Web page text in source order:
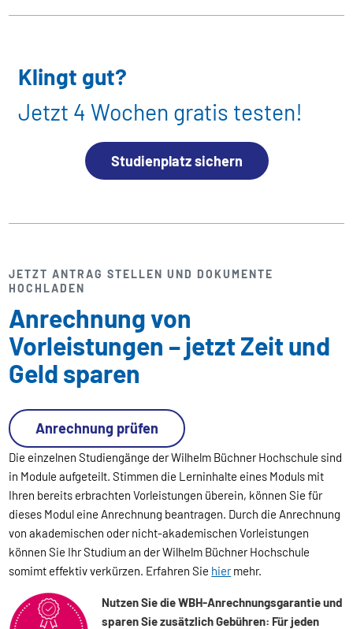
Klingt gut?
Jetzt 4 Wochen gratis testen!
Studienplatz sichern
JETZT ANTRAG STELLEN UND DOKUMENTE
HOCHLADEN
Anrechnung von
Vorleistungen – jetzt Zeit und
Geld sparen
Die einzelnen Studiengänge der Wilhelm Büchner Hochschule sind
in Module aufgeteilt. Stimmen die Lerninhalte eines Moduls mit
Ihren bereits erbrachten Vorleistungen überein, können Sie für
dieses Modul eine Anrechnung beantragen. Durch die Anrechnung
von akademischen oder nicht-akademischen Vorleistungen
können Sie Ihr Studium an der Wilhelm Büchner Hochschule
somimt effektiv verkürzen. Erfahren Sie hiermehr.
Nutzen Sie die WBH-Anrechnungsgarantie und
sparen Sie zusätzlich Gebühren: Für jeden
Anrechnung prüfen